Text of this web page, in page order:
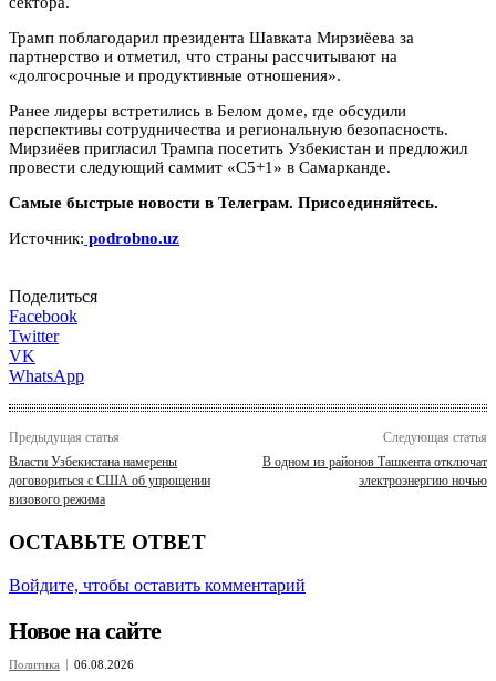
Трамп поблагодарил президента Шавката Мирзиёева за
партнерство и отметил, что страны рассчитывают на
«долгосрочные и продуктивные отношения».
Ранее лидеры встретились в Белом доме, где обсудили
перспективы сотрудничества и региональную безопасность.
Мирзиёев пригласил Трампа посетить Узбекистан и предложил
провести следующий саммит «С5+1» в Самарканде.
Самые быстрые новости в Телеграм. Присоединяйтесь.
Источник: podrobno.uz
Поделиться
Facebook
Twitter
VK
WhatsApp
Предыдущая статья
Власти Узбекистана намерены
договориться с США об упрощении
визового режима
Следующая статья
В одном из районов Ташкента отключат
электроэнергию ночью
ОСТАВЬТЕ ОТВЕТ
Войдите, чтобы оставить комментарий
Новое на сайте
Политика 06.08.2026